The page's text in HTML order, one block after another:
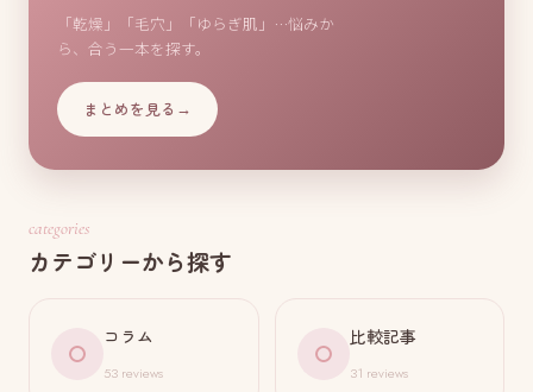
「乾燥」「毛穴」「ゆらぎ肌」…悩みか
ら、合う一本を探す。
まとめを見る →
categories
カテゴリーから探す
コラム
53 reviews
比較記事
31 reviews